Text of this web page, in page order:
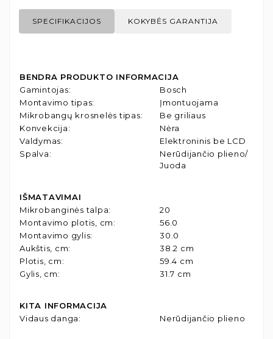
SPECIFIKACIJOS KOKYBĖS GARANTIJA
BENDRA PRODUKTO INFORMACIJA
Gamintojas:
Bosch
Montavimo tipas:
Įmontuojama
Mikrobangų krosnelės tipas:
Be griliaus
Konvekcija:
Nėra
Valdymas:
Elektroninis be LCD
Spalva:
Nerūdijančio plieno/
Juoda
IŠMATAVIMAI
Mikrobanginės talpa:
20
Montavimo plotis, cm:
56.0
Montavimo gylis:
30.0
Aukštis, cm:
38.2 cm
Plotis, cm:
59.4 cm
Gylis, cm: 31.7 cm
KITA INFORMACIJA
Vidaus danga: Nerūdijančio plieno